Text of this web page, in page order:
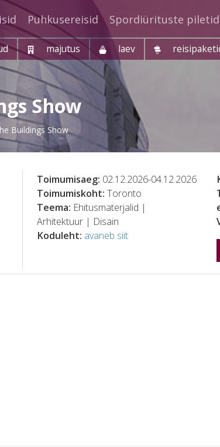
Puhkusereisid Spordiürituste piletid
majutus laev
Show
Buildings Show
Toimumisaeg: 02.12.2026-04.12.2026
Toimumiskoht: Toronto
Teema: Ehitusmaterjalid |
Arhitektuur | Disain
Koduleht: avaneb siit